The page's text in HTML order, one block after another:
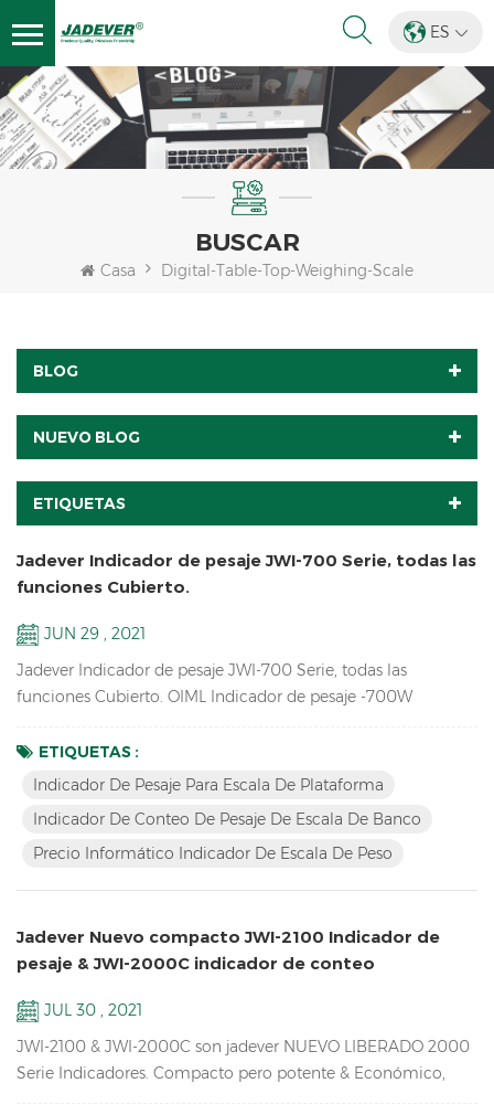
ES
BUSCAR
Casa Digital-Table-Top-Weighing-Scale
BLOG
NUEVO BLOG
ETIQUETAS
Jadever Indicador de pesaje JWI-700 Serie, todas las
funciones Cubierto.
JUN 29 , 2021
Jadever Indicador de pesaje JWI-700 Serie, todas las
funciones Cubierto. OIML Indicador de pesaje -700W
700p Pantalla LCD más grande Indicador-700B LED rojo
monitor Indicador-710 Indicador de pesaje solar -700s
ETIQUETAS :
Indicador De Pesaje Para Escala De Plataforma
Indicador De Conteo De Pesaje De Escala De Banco
Precio Informático Indicador De Escala De Peso
Jadever Nuevo compacto JWI-2100 Indicador de
pesaje & JWI-2000C indicador de conteo
JUL 30 , 2021
JWI-2100 & JWI-2000C son jadever NUEVO LIBERADO 2000
Serie Indicadores. Compacto pero potente & Económico,